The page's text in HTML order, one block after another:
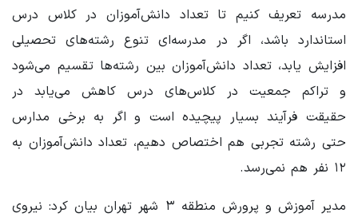
مدرسه تعریف کنیم تا تعداد دانش‌آموزان در کلاس درس
استاندارد باشد، اگر در مدرسه‌ای تنوع رشته‌های تحصیلی
افزایش یابد، تعداد دانش‌آموزان بین رشته‌ها تقسیم می‌شود
و تراکم جمعیت در کلاس‌های درس کاهش می‌یابد در
حقیقت فرآیند بسیار پیچیده است و اگر به برخی مدارس
حتی رشته تجربی هم اختصاص دهیم، تعداد دانش‌آموزان به
۱۲ نفر هم نمی‌رسد.
مدیر آموزش و پرورش منطقه ۳ شهر تهران بیان کرد: نیروی